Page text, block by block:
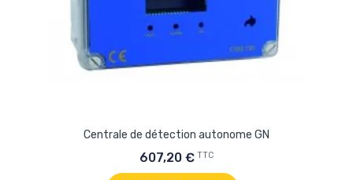
Centrale de détection autonome GN
607,20 € TTC